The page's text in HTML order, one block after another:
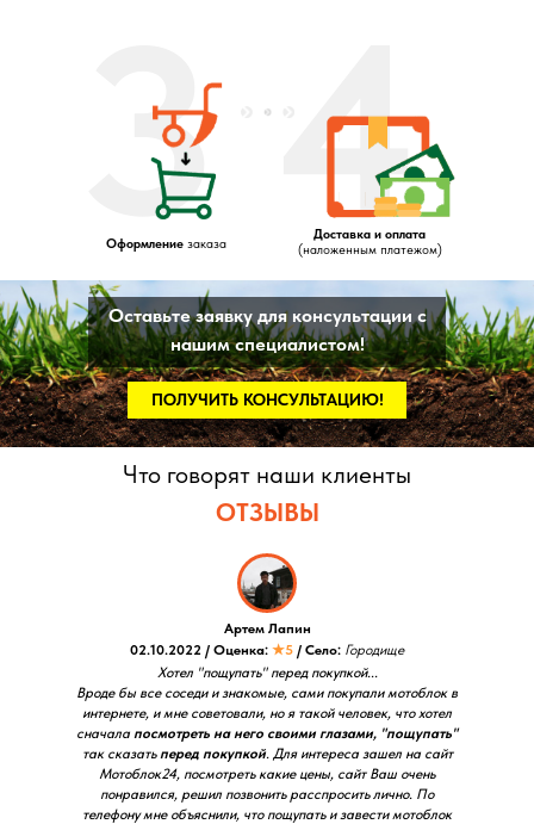
4
3
Оформление заказа
Доставка и оплата
(наложенным платежом)
ПОЛУЧИТЬ КОНСУЛЬТАЦИЮ!
Оставьте заявку для консультации с
нашим специалистом!
Что говорят наши клиенты
ОТЗЫВЫ
Хотел "пощупать" перед покупкой...
Вроде бы все соседи и знакомые, сами покупали мотоблок в
интернете, и мне советовали, но я такой человек, что хотел
сначала посмотреть на него своими глазами, "пощупать"
так сказатьперед покупкой. Для интереса зашел на сайт
Мотоблок24, посмотреть какие цены, сайт Ваш очень
понравился, решил позвонить расспросить лично. По
телефону мне объяснили, что пощупать и завести мотоблок
Артем Лапин
02.10.2022 / Оценка: ★5 / Село: Городище